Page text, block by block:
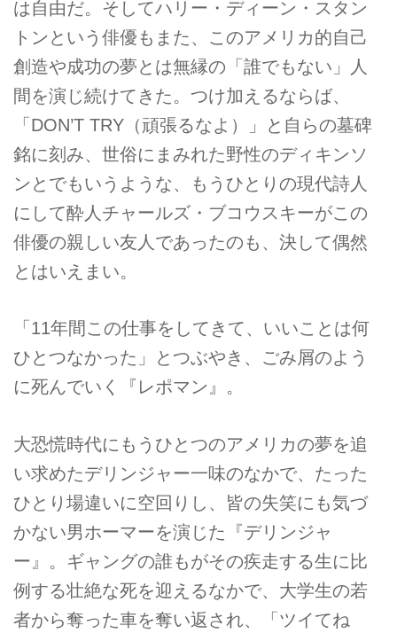
は自由だ。そしてハリー・ディーン・スタン
トンという俳優もまた、このアメリカ的自己
創造や成功の夢とは無縁の「誰でもない」人
間を演じ続けてきた。つけ加えるならば、
「DON’T TRY（頑張るなよ）」と自らの墓碑
銘に刻み、世俗にまみれた野性のディキンソ
ンとでもいうような、もうひとりの現代詩人
にして酔人チャールズ・ブコウスキーがこの
俳優の親しい友人であったのも、決して偶然
とはいえまい。
「11年間この仕事をしてきて、いいことは何
ひとつなかった」とつぶやき、ごみ屑のよう
に死んでいく『レポマン』。
大恐慌時代にもうひとつのアメリカの夢を追
い求めたデリンジャー一味のなかで、たった
ひとり場違いに空回りし、皆の失笑にも気づ
かない男ホーマーを演じた『デリンジャ
ー』。ギャングの誰もがその疾走する生に比
例する壮絶な死を迎えるなかで、大学生の若
者から奪った車を奪い返され、「ツイてね